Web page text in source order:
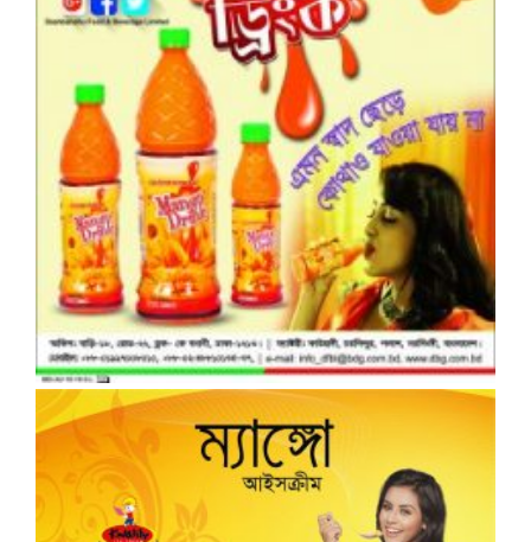
বন্যার্তদের জন্য প্রধান উপদেষ্টার তহবিলে
অনুদান পাঠানোর উপায়
আন্তঃক্যাডার বৈষম্যে বঞ্চনার শিকার
বিসিএস ক্যাডারদের মধ্যে ক্ষোভ
বৈষম্যের বিরুদ্ধে খাদ্য ক্যাডারদের
মানববন্ধন
বিভিন্ন সংবাদ মাধ্যমে (প্রিন্ট ও ইলেক্ট্রনিক্স)
প্রকাশিত হচ্ছে যা সত্য নয়। (প্রেস বিজ্ঞপ্তি)